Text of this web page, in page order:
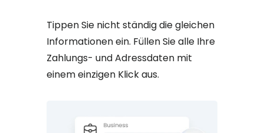
Tippen Sie nicht ständig die gleichen
Informationen ein. Füllen Sie alle Ihre
Zahlungs- und Adressdaten mit
einem einzigen Klick aus.